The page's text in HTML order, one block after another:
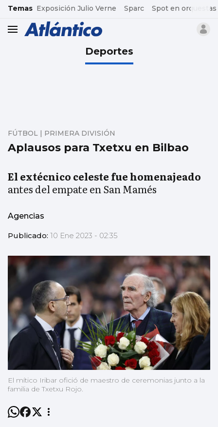
common.go-to-content
Temas Exposición Julio Verne Sparc Spot en orquestas
header.menu.open
Deportes
Aplausos para Txetxu en Bilbao
FÚTBOL | PRIMERA DIVISIÓN
El extécnico celeste fue homenajeado
antes del empate en San Mamés
Agencias
Publicado: 10 Ene 2023 - 02:35
El mítico Iribar ofició de maestro de ceremonias junto a la
familia de Txetxu Rojo.